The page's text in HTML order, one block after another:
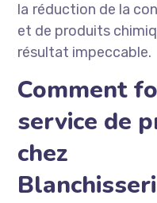
la réduction de la
et de produits
résultat impeccable.
Comment
service de
chez